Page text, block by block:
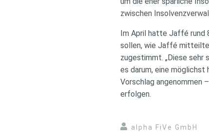
zwischen
Im April hatte Jaffé rund
sollen, wie Jaffé
zugestimmt. „Diese
es darum, eine möglichst
Vorschlag angenommen
erfolgen.
alpha FiVe GmbH